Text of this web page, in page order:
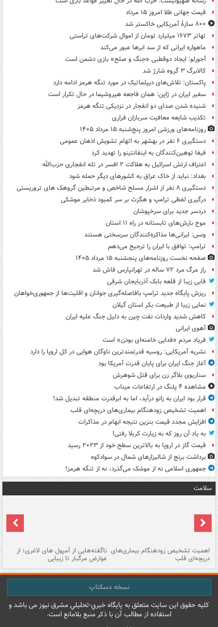
قیمت جهانی طلا امروز ۱۵ مرداد
۸۰۰ سازۀ آمریکایی خاکستر شد
تهاتر ۱۶۷۳ میلیارد تومان از اموال شرکت‌های تراستی
ماهواره ایرانی که از سد ابرها عبور می‌کند
آجورلو: ایجاد دوقطبی «جنگ و صلح‌» بازی دشمن است
کالابرگ ۳ گروه شارژ شد
پاکستان: تلاش‌های دیپلماتیک در مورد تنگه هرمز ادامه دارد
سفیر ایران در ژاپن: همان فاجعه هیروشیما در حال تکرار است
شنیده شدن صدای دو انفجار در نزدیکی تنگه هرمز
تکذیب شایعه معافیت سربازان فراری
روزنامه‌های ورزشی امروز پنج‌شنبه ۱۵ مرداد ۱۴۰۵
دستگیری ۶ نفر در بهشهر به اتهام تشویش اذهان عمومی
فیفا توهین‌کنندگان به اینفانتینو را تهدید کرد
اعتراف ارتش اسرائیل به هلاکت ۲ افسر در تله انفجاری حزب‌الله
بغداد: نباید از خاک عراق به کشورهای دیگر حمله شود
دستگیری ۸ نفر از اشرار مسلح شاخص و مرتبطین گروهک های تروریستی
درگیری لفظی ترامپ و هگزث بر سر کمبود ذخایر موشکی
دردسر جدید برای سرخپوشان
موج بارش‌های تابستانه در راه ۱۱ استان
ونس: ایرانی‌ها مذاکره‌کنندگان سرسختی هستند
ترامپ: توافق با ایران را ترجیح می‌دهم
صفحه نخست روزنامه‌های پنجشنبه ۱۵ مرداد ۱۴۰۵
راز مرگ مرد ۷۲ ساله در تهرانپارس فاش شد
قابی زیبا از قلعه بابک آذربایجان شرقی
ریزش پایگاه جدید ترامپ بافاصله‌گیری جوانان و اقلیت‌ها از جمهوری‌خواهان
نمایی زیبا از طبیعت بکر استان گیلان
کاهش شدید واردات نفت چین به دلیل جنگ علیه ایران
آهوی ایرانی
فریاد مردم «فدایی خامنه‌ای بودن» است
نشریه آمریکایی: روسیه قدرتمندترین ناوگان هوایی در کل اروپا را دارد
آغاز جنگ ایران برای پایان قدرت آمریکا بود
سناریوی بلاگر زن برای قتل شوهرش
مشاهده ۴ پلنگ در ارتفاعات میناب
قرار بود ایران به زانو درآید، اما به ابرقدرت منطقه تبدیل شد!
اهمیت تشخیص زودهنگام بیماری‌های دریچه‌ای قلب
افزایش مجدد قیمت بنزین نتیجه ابهام در مذاکرات
به یاد آن روز که به زیارت کربلا رفتی!
قیمت گاز در اروپا به بالاترین سطح خود از ۲۰۲۳ رسید
برداشت برنج از شالیزارهای شمال در سوادکوه
جمهوری اسلامی نه از موشک می‌گذرد، نه از تنگه هرمز!
سلامت
اهمیت تشخیص زودهنگام بیماری‌های
دریچه‌ای قلب
ناگفته‌هایی از آمپول های لاغری؛ از
عوارض مرگبار تا زیبایی
نسخه دسکتاپ
کليه حقوق اين سايت متعلق به پایگاه خبري-تحليلي مشرق نيوز می باشد و
استفاده از مطالب آن با ذکر منبع بلامانع است.